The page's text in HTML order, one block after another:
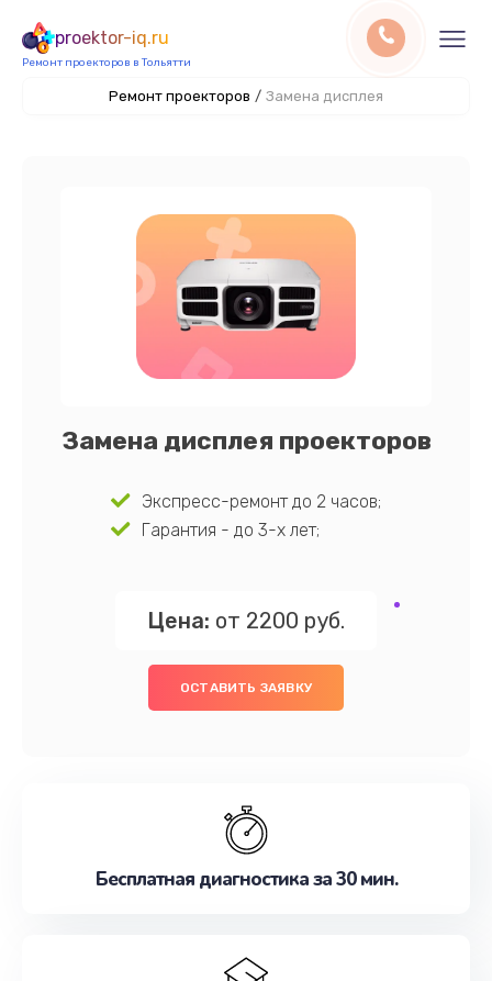
proektor-iq.ru
Ремонт проекторов в Тольятти
Ремонт проекторов / Замена дисплея
Замена дисплея проекторов
Экспресс-ремонт до 2 часов;
Гарантия - до 3-х лет;
Цена: от 2200 руб.
ОСТАВИТЬ ЗАЯВКУ
Бесплатная диагностика за 30 мин.